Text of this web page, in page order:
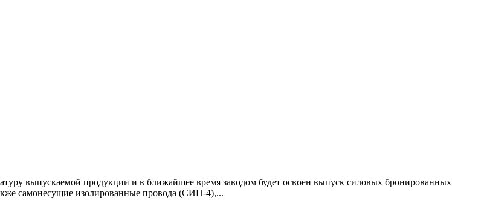
продукции и в ближайшее время заводом будет освоен выпуск силовых бронированных
самонесущие изолированные провода (СИП-4),...